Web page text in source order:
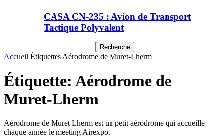
CASA CN-235 : Avion de Transport
Tactique Polyvalent
Accueil Étiquettes Aérodrome de Muret-Lherm
Étiquette: Aérodrome de
Muret-Lherm
Aérodrome de Muret Lherm est un petit aérodrome qui accueille
chaque année le meeting Airexpo.